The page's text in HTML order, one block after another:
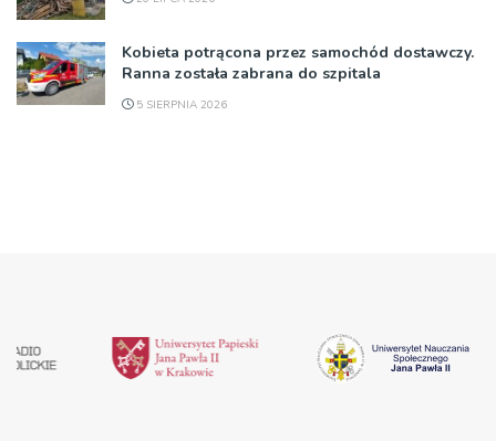
Kobieta potrącona przez samochód dostawczy.
Ranna została zabrana do szpitala
5 SIERPNIA 2026